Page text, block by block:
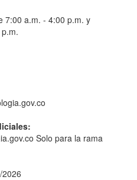
7:00 a.m. - 4:00 p.m. y
Solo para la rama